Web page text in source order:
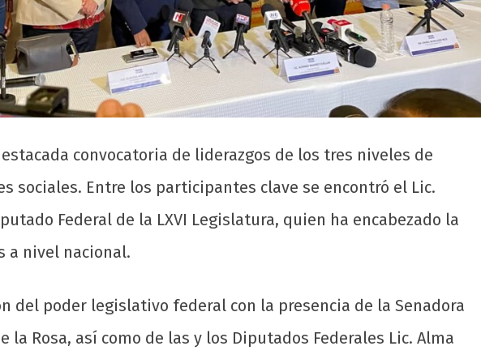
convocatoria de liderazgos de los tres niveles de
sociales. Entre los participantes clave se encontró el Lic.
Federal de la LXVI Legislatura, quien ha encabezado la
a nivel nacional.
del poder legislativo federal con la presencia de la Senadora
la Rosa, así como de las y los Diputados Federales Lic. Alma